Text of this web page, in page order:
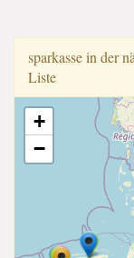
sparkasse in der
Liste
+
−